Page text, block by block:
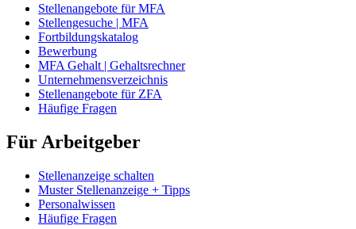
Stellenangebote für MFA
Stellengesuche | MFA
Fortbildungskatalog
Bewerbung
MFA Gehalt | Gehaltsrechner
Unternehmensverzeichnis
Stellenangebote für ZFA
Häufige Fragen
Für Arbeitgeber
Stellenanzeige schalten
Muster Stellenanzeige + Tipps
Personalwissen
Häufige Fragen